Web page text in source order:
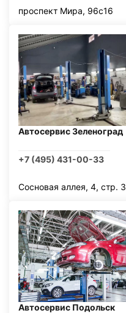
проспект Мира, 96с16
Автосервис Зеленоград
+7 (495) 431-00-33
Сосновая аллея, 4, стр. 3
Автосервис Подольск